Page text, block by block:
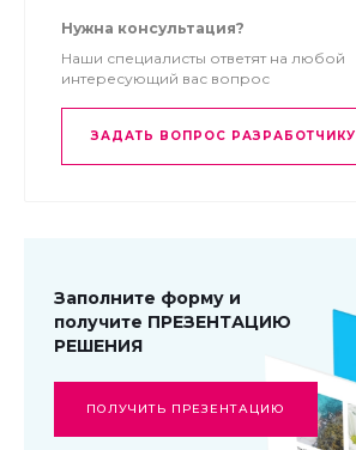
Нужна консультация?
Наши специалисты ответят на любой
интересующий вас вопрос
ЗАДАТЬ ВОПРОС РАЗРАБОТЧИКУ
Заполните форму и
получите ПРЕЗЕНТАЦИЮ
РЕШЕНИЯ
ПОЛУЧИТЬ ПРЕЗЕНТАЦИЮ